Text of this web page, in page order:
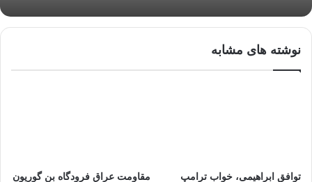
نوشته های مشابه
توافق ابراهیمی، خواب ترامپ
مقاومت عراق فرودگاه بن گوریون